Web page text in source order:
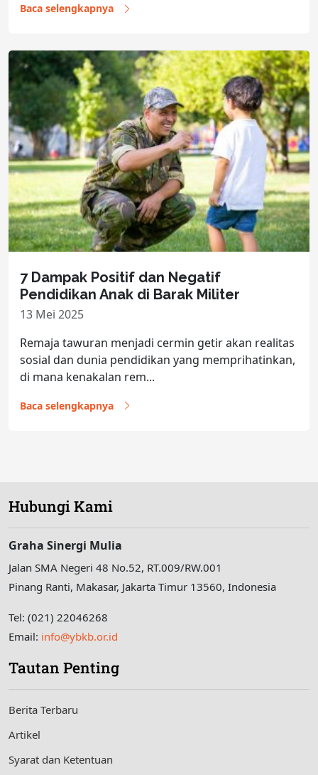
Baca selengkapnya
7 Dampak Positif dan Negatif
Pendidikan Anak di Barak Militer
13 Mei 2025
Remaja tawuran menjadi cermin getir akan realitas
sosial dan dunia pendidikan yang memprihatinkan,
di mana kenakalan rem...
Baca selengkapnya
Hubungi Kami
Graha Sinergi Mulia
Jalan SMA Negeri 48 No.52, RT.009/RW.001
Pinang Ranti, Makasar, Jakarta Timur 13560, Indonesia
Tel: (021) 22046268
Email: info@ybkb.or.id
Tautan Penting
Berita Terbaru
Artikel
Syarat dan Ketentuan